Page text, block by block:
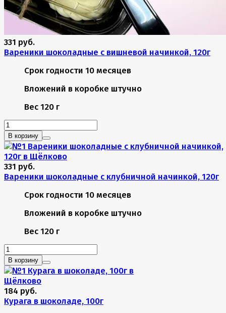
331 руб.
Вареники шоколадные с вишневой начинкой, 120г
Срок годности 10 месяцев
Вложений в коробке штучно
Вес 120 г
В корзину
331 руб.
Вареники шоколадные с клубничной начинкой, 120г
Срок годности 10 месяцев
Вложений в коробке штучно
Вес 120 г
В корзину
184 руб.
Курага в шоколаде, 100г